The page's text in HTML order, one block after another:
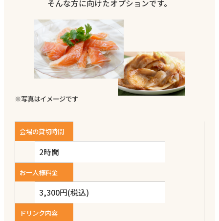
変わります。お気軽にお
問い合わせください。
そんな方に向けたオプションです。
※写真はイメージです
会場の貸切時間
2時間
お一人様料金
3,300円(税込)
ドリンク内容